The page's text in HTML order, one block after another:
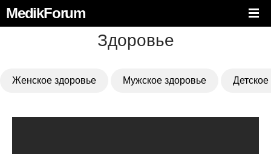
MedikForum
Здоровье
Женское здоровье Мужское здоровье